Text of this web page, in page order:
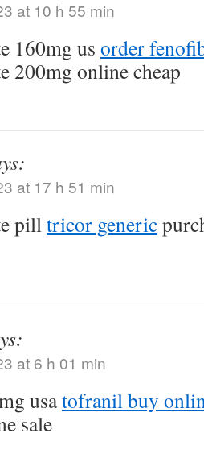
at 10 h 55 min
160mg us order
200mg online cheap
at 17 h 51 min
pilltricor generic
at 6 h 01 min
usatofranil buy
sale